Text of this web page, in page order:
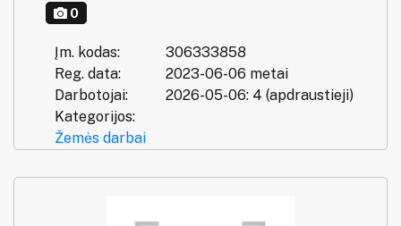
0
Įm. kodas:
306333858
Reg. data:
2023-06-06 metai
Darbotojai:
2026-05-06: 4 (apdraustieji)
Kategorijos:
Žemės darbai